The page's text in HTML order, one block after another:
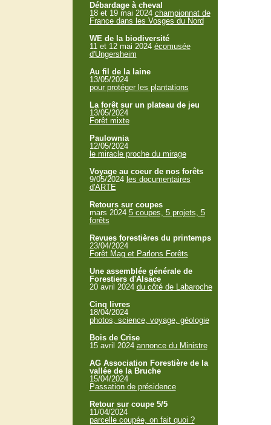
Débardage à cheval
18 et 19 mai 2024 championnat de
France dans les Vosges du Nord
WE de la biodiversité
11 et 12 mai 2024 écomusée
d'Ungersheim
Au fil de la laine
13/05/2024
pour protéger les plantations
La forêt sur un plateau de jeu
13/05/2024
Forêt mixte
Paulownia
12/05/2024
le miracle proche du mirage
Voyage au coeur de nos forêts
9/05/2024 les documentaires
d'ARTE
Retours sur coupes
mars 2024 5 coupes, 5 projets, 5
forêts
Revues forestières du printemps
23/04/2024
Forêt Mag et Parlons Forêts
Une assemblée générale de
Forestiers d'Alsace
20 avril 2024 du côté de Labaroche
Cinq livres
18/04/2024
photos, science, voyage, géologie
Bois de Crise
15 avril 2024 annonce du Ministre
AG Association Forestière de la
vallée de la Bruche
15/04/2024
Passation de présidence
Retour sur coupe 5/5
11/04/2024
parcelle coupée, on fait quoi ?